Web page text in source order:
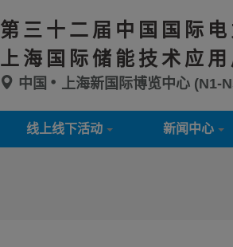
第三十二届中国国际
上海国际储能技术应
中国 上海新国际博览中心 (N1-
线上线下活动 新闻中心